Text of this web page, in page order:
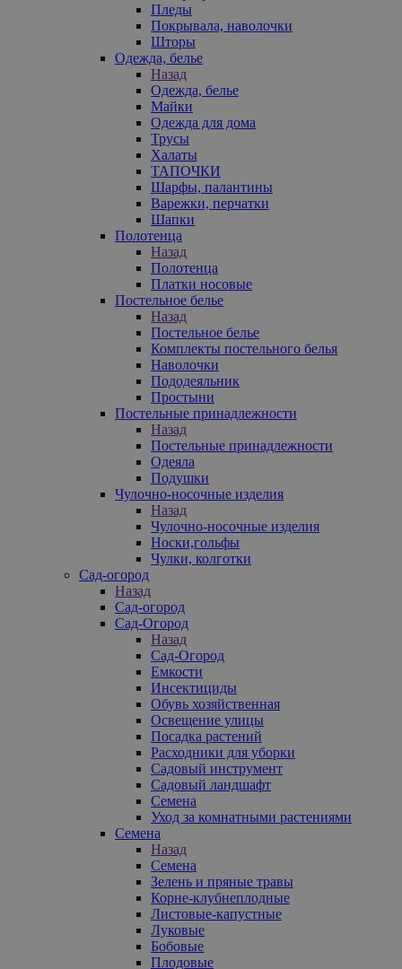
Пледы
Покрывала, наволочки
Шторы
Одежда, белье
Назад
Одежда, белье
Майки
Одежда для дома
Трусы
Халаты
ТАПОЧКИ
Шарфы, палантины
Варежки, перчатки
Шапки
Полотенца
Назад
Полотенца
Платки носовые
Постельное белье
Назад
Постельное белье
Комплекты постельного белья
Наволочки
Пододеяльник
Простыни
Постельные принадлежности
Назад
Постельные принадлежности
Одеяла
Подушки
Чулочно-носочные изделия
Назад
Чулочно-носочные изделия
Носки,гольфы
Чулки, колготки
Сад-огород
Назад
Сад-огород
Сад-Огород
Назад
Сад-Огород
Емкости
Инсектициды
Обувь хозяйственная
Освещение улицы
Посадка растений
Расходники для уборки
Садовый инструмент
Садовый ландшафт
Семена
Уход за комнатными растениями
Семена
Назад
Семена
Зелень и пряные травы
Корне-клубнеплодные
Листовые-капустные
Луковые
Бобовые
Плодовые